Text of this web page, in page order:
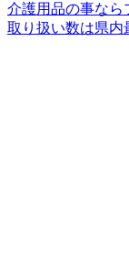
介護用品の事なら
取り扱い数は県内